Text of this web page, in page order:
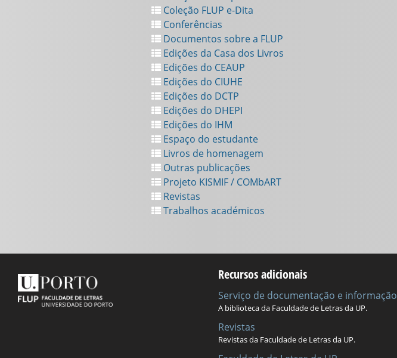
Coleção FLUP e-Dita
Conferências
Documentos sobre a FLUP
Edições da Casa dos Livros
Edições do CEAUP
Edições do CIUHE
Edições do DCTP
Edições do DHEPI
Edições do IHM
Espaço do estudante
Livros de homenagem
Outras publicações
Projeto KISMIF / COMbART
Revistas
Trabalhos académicos
Recursos adicionais
Serviço de documentação e informação
A biblioteca da Faculdade de Letras da UP.
Revistas
Revistas da Faculdade de Letras da UP.